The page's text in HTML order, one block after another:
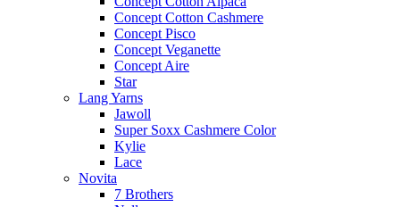
Concept Cotton Cashmere
Concept Pisco
Concept Veganette
Concept Aire
Star
Lang Yarns
Jawoll
Super Soxx Cashmere Color
Kylie
Lace
Novita
7 Brothers